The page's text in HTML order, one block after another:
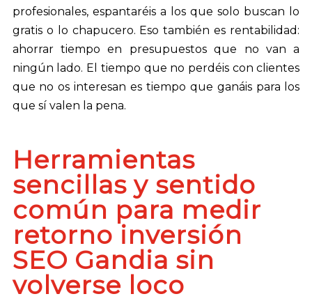
profesionales, espantaréis a los que solo buscan lo
gratis o lo chapucero. Eso también es rentabilidad:
ahorrar tiempo en presupuestos que no van a
ningún lado. El tiempo que no perdéis con clientes
que no os interesan es tiempo que ganáis para los
que sí valen la pena.
Herramientas
sencillas y sentido
común para medir
retorno inversión
SEO Gandia sin
volverse loco